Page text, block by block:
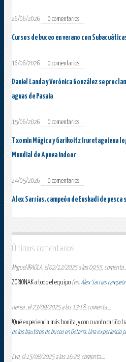
26/06/2026 0 comentarios
Cursos de buceo en verano con
16/06/2026 0 comentarios
Daniel Landa y Verónica González se
aguas de Pasaia
15/06/2026 0 comentarios
Txomin Múgica y Garikoitz Iruretagoiena
Mundial de Apnea Indoor
24/05/2026 0 comentarios
Alex Sarrías, campeón de Euskadi de pesca
Últimos comentarios
Miguel IRAOLA, el 02/12/2025 a las 09:55,
ZORIONAK a todo el equipo (en:Álex Sarrias
nerea , el 23/09/2025 a las 13:18, comenta...:
!Qué experiencia más bonita, y con cuanto cariño
de los bautizos de buceo en Getaria. Una experiencia
Eva, el 15/08/2025 a las 16:28, comenta...: